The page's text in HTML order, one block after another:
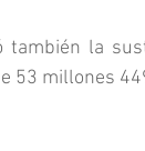
la
53 millones